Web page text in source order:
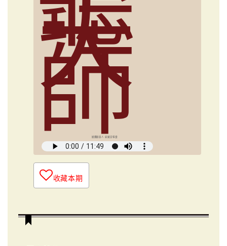
大
師
媒體創意人 俞國定導讀
收藏本期